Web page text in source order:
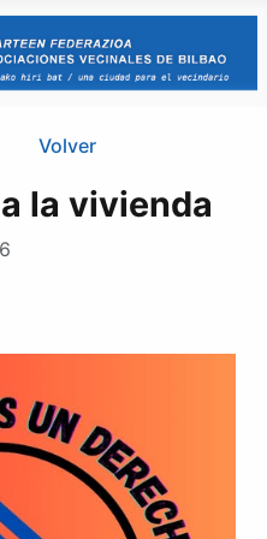
Volver
la vivienda